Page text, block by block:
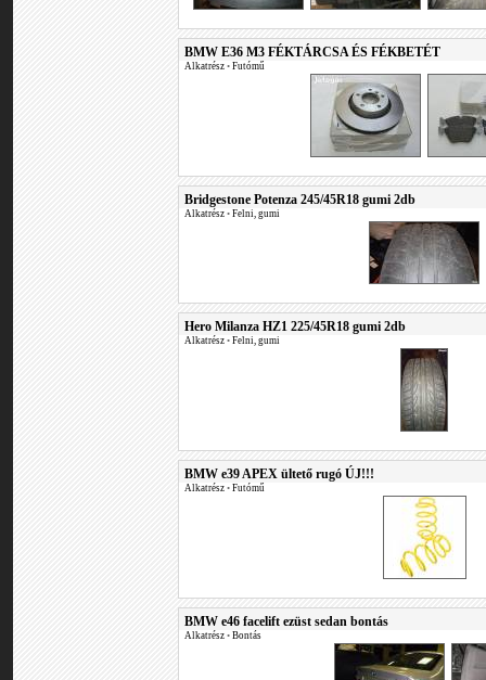
BMW E36 M3 FÉKTÁRCSA ÉS FÉKBETÉT
Alkatrész • Futómű
Bridgestone Potenza 245/45R18 gumi 2db
Alkatrész • Felni, gumi
Hero Milanza HZ1 225/45R18 gumi 2db
Alkatrész • Felni, gumi
BMW e39 APEX ültető rugó ÚJ!!!
Alkatrész • Futómű
BMW e46 facelift ezüst sedan bontás
Alkatrész • Bontás